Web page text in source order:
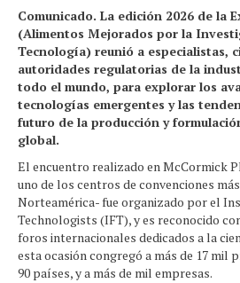
Comunicado. La edición 2026 de la
(Alimentos Mejorados por la
Tecnología) reunió a especialistas,
autoridades regulatorias de la
todo el mundo, para explorar los
tecnologías emergentes y las
futuro de la producción y
global.
El encuentro realizado en McCormick
uno de los centros de convenciones
Norteamérica- fue organizado por el
Technologists (IFT), y es reconocido
foros internacionales dedicados a la
esta ocasión congregó a más de 17 mil
90 países, y a más de mil empresas.